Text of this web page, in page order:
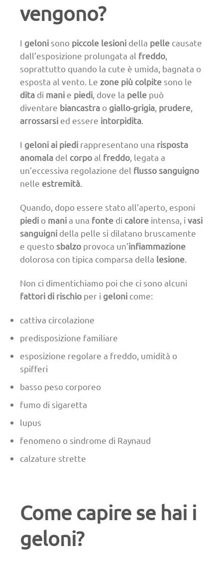
vengono?
I geloni sono piccole lesioni della pelle causate
dall’esposizione prolungata al freddo,
soprattutto quando la cute è umida, bagnata o
esposta al vento. Lezone più colpite sono le
dita di mani e piedi, dove la pelle può
diventare biancastra o giallo-grigia, prudere,
arrossarsi ed essere intorpidita.
I geloni ai piedi rappresentano una risposta
anomala del corpoal freddo, legata a
un’eccessiva regolazione del flusso sanguigno
nelle estremità.
Quando, dopo essere stato all’aperto, esponi
piedi o mania una fonte di calore intensa, ivasi
sanguigni della pelle si dilatano bruscamente
e questo sbalzo provoca un’infiammazione
dolorosa con tipica comparsa della lesione
Non ci dimentichiamo poi che ci sono alcuni
fattori di rischio per i geloni come:
cattiva circolazione
predisposizione familiare
esposizione regolare a freddo, umidità o
spifferi
basso peso corporeo
fumo di sigaretta
lupus
fenomeno o sindrome di Raynaud
calzature strette
Come capire se hai i
geloni?